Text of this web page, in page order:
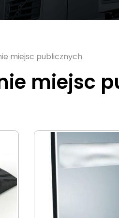
miejsc publicznych
miejsc